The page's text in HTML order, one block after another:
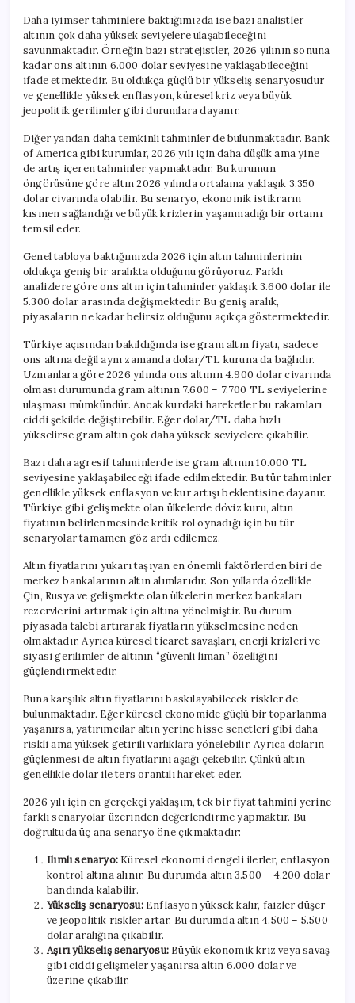
Daha iyimser tahminlere baktığımızda ise bazı analistler
altının çok daha yüksek seviyelere ulaşabileceğini
savunmaktadır. Örneğin bazı stratejistler, 2026 yılının sonuna
kadar ons altının 6.000 dolar seviyesine yaklaşabileceğini
ifade etmektedir. Bu oldukça güçlü bir yükseliş senaryosudur
ve genellikle yüksek enflasyon, küresel kriz veya büyük
jeopolitik gerilimler gibi durumlara dayanır.
Diğer yandan daha temkinli tahminler de bulunmaktadır. Bank
of America gibi kurumlar, 2026 yılı için daha düşük ama yine
de artış içeren tahminler yapmaktadır. Bu kurumun
öngörüsüne göre altın 2026 yılında ortalama yaklaşık 3.350
dolar civarında olabilir. Bu senaryo, ekonomik istikrarın
kısmen sağlandığı ve büyük krizlerin yaşanmadığı bir ortamı
temsil eder.
Genel tabloya baktığımızda 2026 için altın tahminlerinin
oldukça geniş bir aralıkta olduğunu görüyoruz. Farklı
analizlere göre ons altın için tahminler yaklaşık 3.600 dolar ile
5.300 dolar arasında değişmektedir. Bu geniş aralık,
piyasaların ne kadar belirsiz olduğunu açıkça göstermektedir.
Türkiye açısından bakıldığında ise gram altın fiyatı, sadece
ons altına değil aynı zamanda dolar/TL kuruna da bağlıdır.
Uzmanlara göre 2026 yılında ons altının 4.900 dolar civarında
olması durumunda gram altının 7.600 – 7.700 TL seviyelerine
ulaşması mümkündür. Ancak kurdaki hareketler bu rakamları
ciddi şekilde değiştirebilir. Eğer dolar/TL daha hızlı
yükselirse gram altın çok daha yüksek seviyelere çıkabilir.
Bazı daha agresif tahminlerde ise gram altının 10.000 TL
seviyesine yaklaşabileceği ifade edilmektedir. Bu tür tahminler
genellikle yüksek enflasyon ve kur artışı beklentisine dayanır.
Türkiye gibi gelişmekte olan ülkelerde döviz kuru, altın
fiyatının belirlenmesinde kritik rol oynadığı için bu tür
senaryolar tamamen göz ardı edilemez.
Altın fiyatlarını yukarı taşıyan en önemli faktörlerden biri de
merkez bankalarının altın alımlarıdır. Son yıllarda özellikle
Çin, Rusya ve gelişmekte olan ülkelerin merkez bankaları
rezervlerini artırmak için altına yönelmiştir. Bu durum
piyasada talebi artırarak fiyatların yükselmesine neden
olmaktadır. Ayrıca küresel ticaret savaşları, enerji krizleri ve
siyasi gerilimler de altının “güvenli liman” özelliğini
güçlendirmektedir.
Buna karşılık altın fiyatlarını baskılayabilecek riskler de
bulunmaktadır. Eğer küresel ekonomide güçlü bir toparlanma
yaşanırsa, yatırımcılar altın yerine hisse senetleri gibi daha
riskli ama yüksek getirili varlıklara yönelebilir. Ayrıca doların
güçlenmesi de altın fiyatlarını aşağı çekebilir. Çünkü altın
genellikle dolar ile ters orantılı hareket eder.
2026 yılı için en gerçekçi yaklaşım, tek bir fiyat tahmini yerine
farklı senaryolar üzerinden değerlendirme yapmaktır. Bu
doğrultuda üç ana senaryo öne çıkmaktadır:
Ilımlı senaryo: Küresel ekonomi dengeli ilerler, enflasyon
kontrol altına alınır. Bu durumda altın 3.500 – 4.200 dolar
bandında kalabilir.
Yükseliş senaryosu:Enflasyon yüksek kalır, faizler düşer
ve jeopolitik riskler artar. Bu durumda altın 4.500 – 5.500
dolar aralığına çıkabilir.
Aşırı yükseliş senaryosu: Büyük ekonomik kriz veya savaş
gibi ciddi gelişmeler yaşanırsa altın 6.000 dolar ve
üzerine çıkabilir.